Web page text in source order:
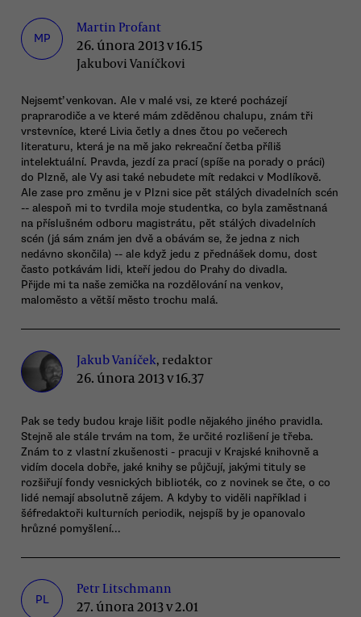
MP
Martin Profant
26. února 2013 v 16.15
Jakubovi Vaníčkovi
Nejsemť venkovan. Ale v malé vsi, ze které pocházejí
praprarodiče a ve které mám zděděnou chalupu, znám tři
vrstevníce, které Livia četly a dnes čtou po večerech
literaturu, která je na mě jako rekreační četba příliš
intelektuální. Pravda, jezdí za prací (spíše na porady o práci)
do Plzně, ale Vy asi také nebudete mít redakci v Modlíkově.
Ale zase pro změnu je v Plzni sice pět stálých divadelních scén
-- alespoň mi to tvrdila moje studentka, co byla zaměstnaná
na příslušném odboru magistrátu, pět stálých divadelních
scén (já sám znám jen dvě a obávám se, že jedna z nich
nedávno skončila) -- ale když jedu z přednášek domu, dost
často potkávám lidi, kteří jedou do Prahy do divadla.
Přijde mi ta naše zemička na rozdělování na venkov,
maloměsto a větší město trochu malá.
Jakub Vaníček, redaktor
26. února 2013 v 16.37
Pak se tedy budou kraje lišit podle nějakého jiného pravidla.
Stejně ale stále trvám na tom, že určité rozlišení je třeba.
Znám to z vlastní zkušenosti - pracuji v Krajské knihovně a
vidím docela dobře, jaké knihy se půjčují, jakými tituly se
rozšiřují fondy vesnických biblioték, co z novinek se čte, o co
lidé nemají absolutně zájem. A kdyby to viděli například i
šéfredaktoři kulturních periodik, nejspíš by je opanovalo
hrůzné pomyšlení...
PL
Petr Litschmann
27. února 2013 v 2.01